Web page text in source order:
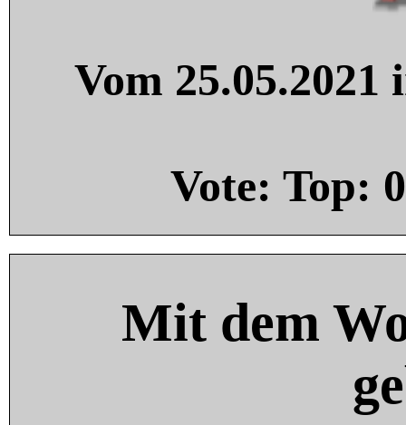
Vom
Vote: Top: 0
Mit dem